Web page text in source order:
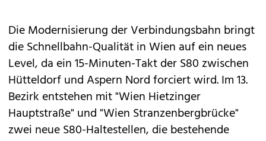
Die Modernisierung der Verbindungsbahn bringt
die Schnellbahn-Qualität in Wien auf ein neues
Level, da ein 15-Minuten-Takt der S80 zwischen
Hütteldorf und Aspern Nord forciert wird. Im 13.
Bezirk entstehen mit "Wien Hietzinger
Hauptstraße" und "Wien Stranzenbergbrücke"
zwei neue S80-Haltestellen, die bestehende